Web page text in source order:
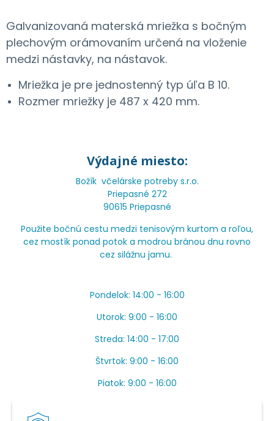
Galvanizovaná materská mriežka s bočným
plechovým orámovaním určená na vloženie
medzi nástavky, na nástavok.
Mriežka je pre jednostenný typ úľa B 10.
Rozmer mriežky je 487 x 420 mm.
Výdajné miesto:
Božík včelárske potreby s.r.o.
Priepasné 272
90615 Priepasné
Použite bočnú cestu medzi tenisovým kurtom a roľou,
cez mostík ponad potok a modrou bránou dnu rovno
cez silážnu jamu.
Pondelok: 14:00 - 16:00
Utorok: 9:00 - 16:00
Streda: 14:00 - 17:00
Štvrtok: 9:00 - 16:00
Piatok: 9:00 - 16:00